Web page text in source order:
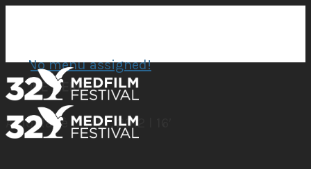
No menu assigned!
CUORE NERO
Aldo Rapè l ITALY, 2012 l 16′